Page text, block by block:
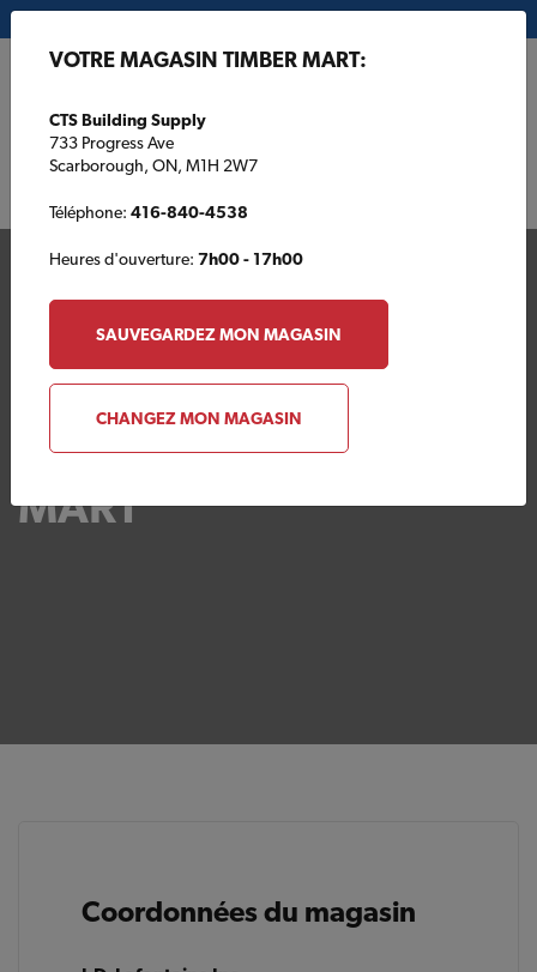
Votre magasin TIMBER
MART
Coordonnées du magasin
VOTRE MAGASIN TIMBER MART:
CTS Building Supply
733 Progress Ave
Scarborough, ON, M1H 2W7
Téléphone: 416-840-4538
Heures d'ouverture: 7h00 - 17h00
SAUVEGARDEZ MON MAGASIN
CHANGEZ MON MAGASIN